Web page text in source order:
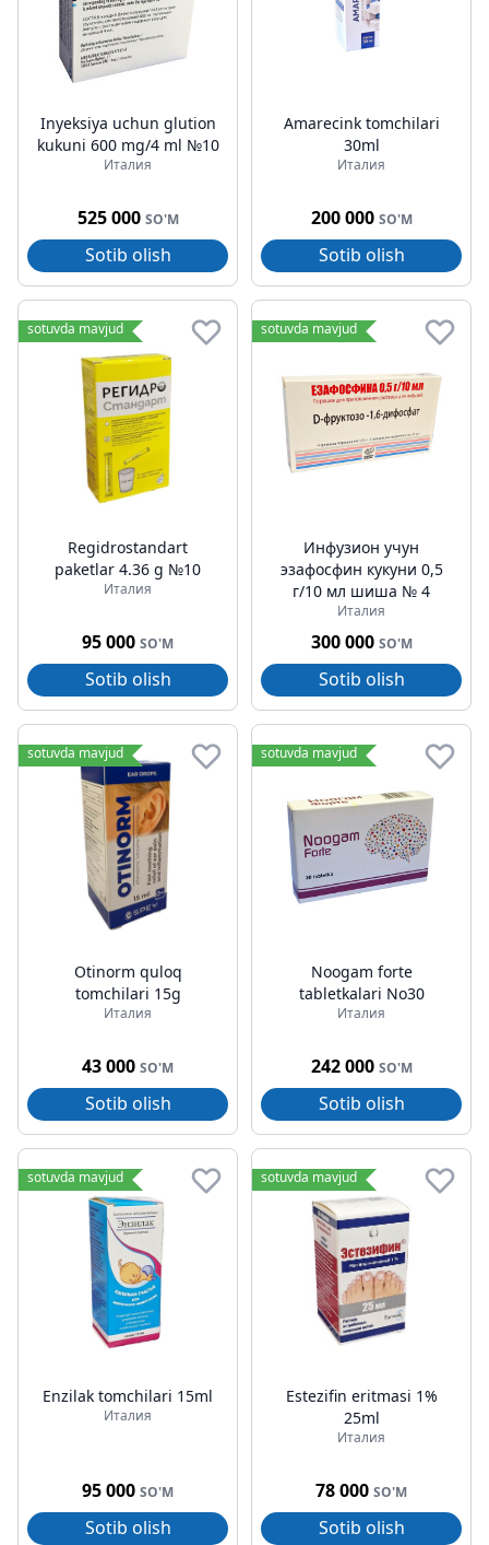
Inyeksiya uchun glution
kukuni 600 mg/4 ml №10
Италия
525 000 SO'M
Sotib olish
Amarecink tomchilari
30ml
Италия
200 000 SO'M
Sotib olish
sotuvda mavjud
Regidrostandart
paketlar 4.36 g №10
Италия
95 000 SO'M
Sotib olish
sotuvda mavjud
Инфузион учун
эзафосфин кукуни 0,5
г/10 мл шиша № 4
Италия
300 000 SO'M
Sotib olish
sotuvda mavjud
Otinorm quloq
tomchilari 15g
Италия
43 000 SO'M
Sotib olish
sotuvda mavjud
Noogam forte
tabletkalari No30
Италия
242 000 SO'M
Sotib olish
sotuvda mavjud
Enzilak tomchilari 15ml
Италия
95 000 SO'M
Sotib olish
sotuvda mavjud
Estezifin eritmasi 1%
25ml
Италия
78 000 SO'M
Sotib olish